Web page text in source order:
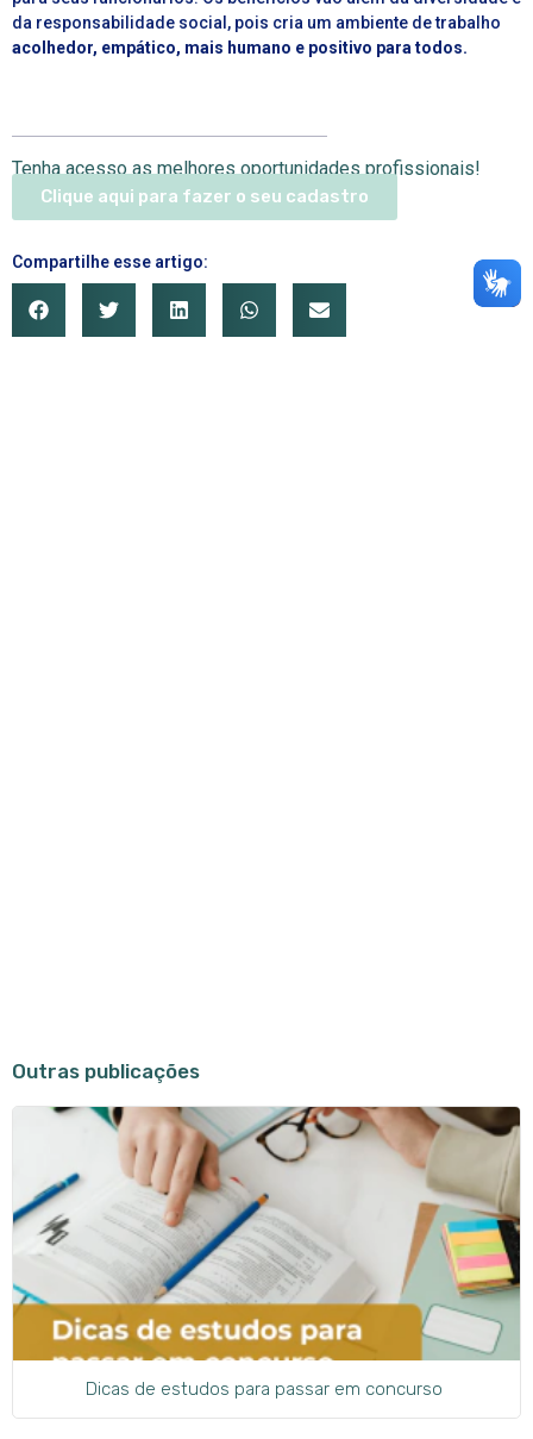
da responsabilidade social, pois cria um ambiente de trabalho
acolhedor, empático, mais humano e positivo para todos.
Tenha acesso as melhores oportunidades profissionais!
Clique aqui para fazer o seu cadastro
Compartilhe esse artigo:
Outras publicações
Dicas de estudos para passar em concurso